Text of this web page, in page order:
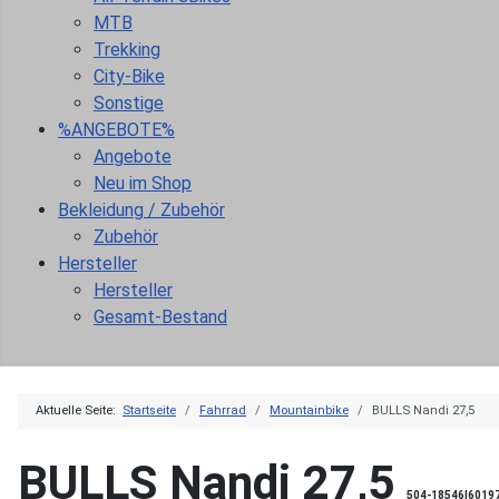
MTB
Trekking
City-Bike
Sonstige
%ANGEBOTE%
Angebote
Neu im Shop
Bekleidung / Zubehör
Zubehör
Hersteller
Hersteller
Gesamt-Bestand
Aktuelle Seite: Startseite Fahrrad Mountainbike BULLS Nandi 27,5
BULLS Nandi 27,5 504-